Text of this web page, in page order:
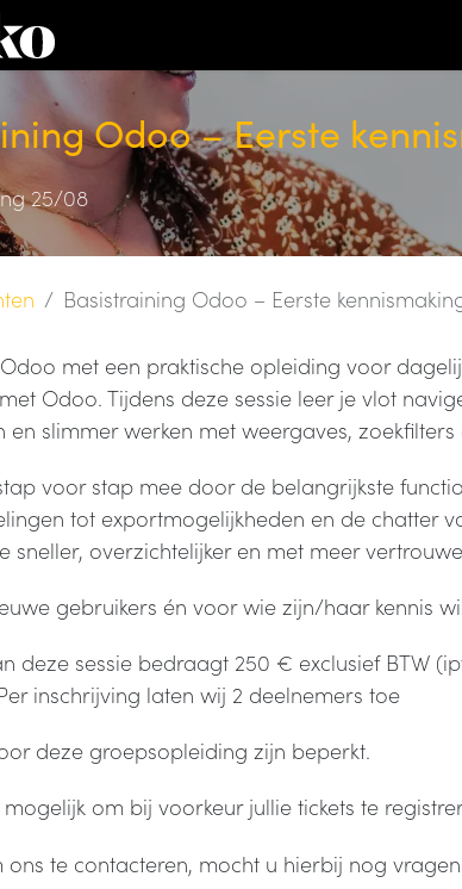
Odoo – Eerste
25/08
Basistraining Odoo – Eerste
met een praktische opleiding voor
Odoo. Tijdens deze sessie leer je vlot
en slimmer werken met weergaves,
voor stap mee door de belangrijkste
tot exportmogelijkheden en de chatter
sneller, overzichtelijker en met meer
gebruikers én voor wie zijn/haar kennis
deze sessie bedraagt 250 € exclusief BTW
inschrijving laten wij 2 deelnemers toe
deze groepsopleiding zijn beperkt.
om bij voorkeur jullie tickets te
ons te contacteren, mocht u hierbij nog